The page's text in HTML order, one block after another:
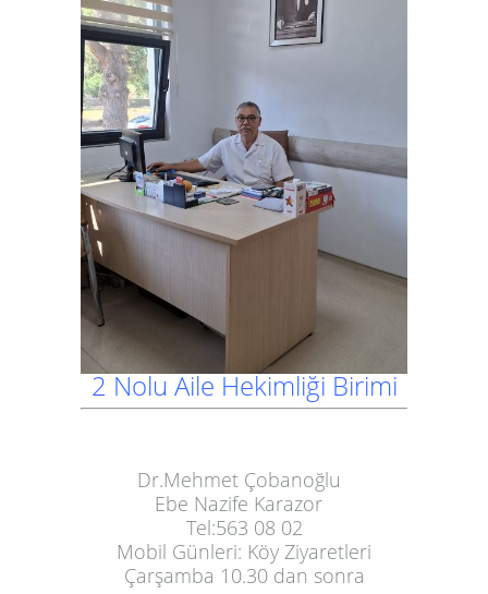
2 Nolu Aile Hekimliği Birimi
Dr.Mehmet Çobanoğlu
Ebe Nazife Karazor
Tel:563 08 02
Mobil Günleri: Köy Ziyaretleri
Çarşamba 10.30 dan sonra